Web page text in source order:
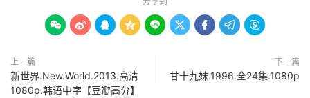
        
上一篇
新世界.New.World.2013.高清
1080p.韩语中字【豆瓣高分】
下一篇
甘十九妹.1996.全24集.1080p